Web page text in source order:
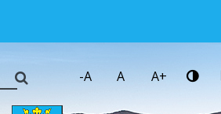
-A A A+